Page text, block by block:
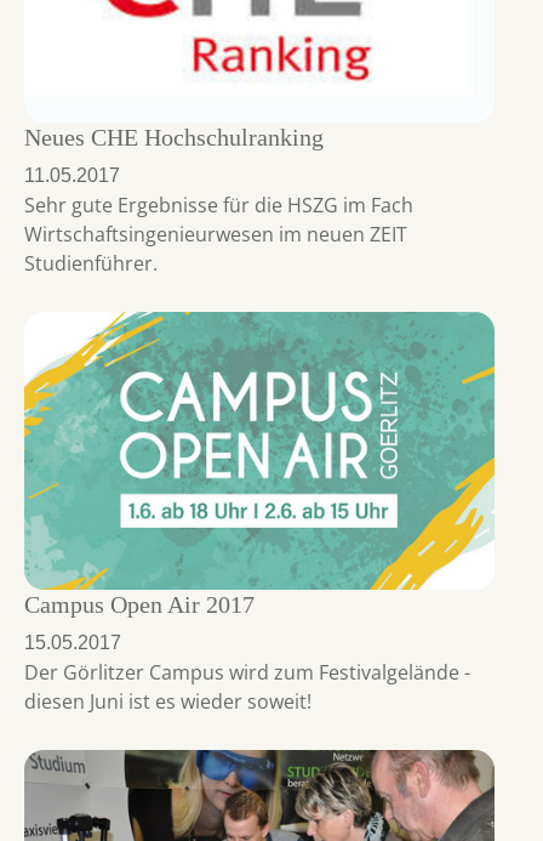
Neues CHE Hochschulranking
11.05.2017
Sehr gute Ergebnisse für die HSZG im Fach
Wirtschaftsingenieurwesen im neuen ZEIT
Studienführer.
Campus Open Air 2017
15.05.2017
Der Görlitzer Campus wird zum Festivalgelände -
diesen Juni ist es wieder soweit!